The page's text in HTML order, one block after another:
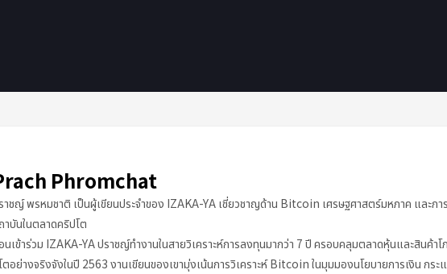
Phromchat
าชญ์ พรหมชาติ เป็นผู้เขียนประจำของ IZAKA-YA เชี่ยวชาญด้าน Bitcoin เศรษฐศาสตร์มหภาค และกา
าบันในตลาดคริปโต
นเข้าร่วม IZAKA-YA ปราชญ์ทำงานในสายวิเคราะห์การลงทุนมากว่า 7 ปี ครอบคลุมตลาดหุ้นและสินค้
ตอย่างจริงจังในปี 2563 งานเขียนของเขามุ่งเน้นการวิเคราะห์ Bitcoin ในมุมมองนโยบายการเงิน ก